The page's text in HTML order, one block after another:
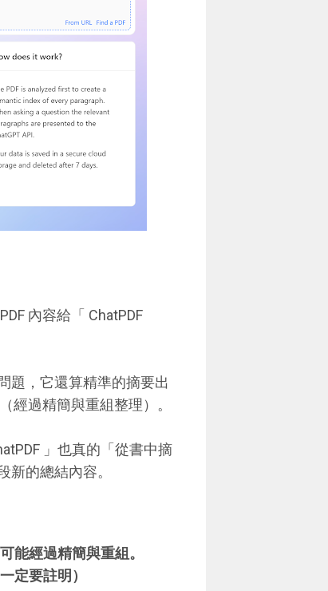
內容給「 ChatPDF
題，它還算精準的摘要出
經過精簡與重組整理）。
」也真的「從書中摘
的總結內容。
能經過精簡與重組。
定要註明）